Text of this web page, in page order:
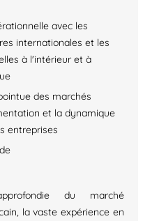
avec les
internationales et les
à l'intérieur et à
des marchés
et la dynamique
entreprises
du marché
la vaste expérience en